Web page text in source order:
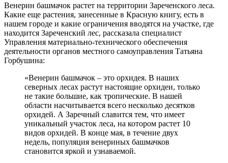
Венерин башмачок растет на территории Зареченского леса.
Какие еще растения, занесенные в Красную книгу, есть в
нашем городе и какие ограничения вводятся на участке, где
находится Зареченский лес, рассказала специалист
Управления материально-технического обеспечения
деятельности органов местного самоуправления Татьяна
Горбушина:
«Венерин башмачок – это орхидея. В наших
северных лесах растут настоящие орхидеи, только
не такие большие, как тропические. В нашей
области насчитывается всего несколько десятков
орхидей. А Заречный славится тем, что имеет
уникальный участок леса, на котором растет 10
видов орхидей. В конце мая, в течение двух
недель, популяция венериных башмачков
становится яркой и узнаваемой.